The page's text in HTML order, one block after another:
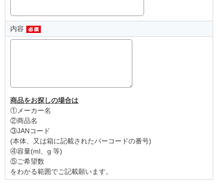
内容
商品をお探しの場合は
①メーカー名
②商品名
③JANコード
(本体、又は箱に記載されたバーコードの番号)
④容量(ml、g 等)
⑤ご希望数
をわかる範囲でご記載願います。